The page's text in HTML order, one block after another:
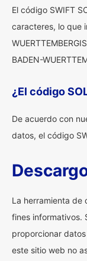
El código SWIFT
caracteres, lo que
BADEN-
¿El código
De acuerdo con
datos, el código
La herramienta de
fines informativos.
proporcionar
este sitio web no